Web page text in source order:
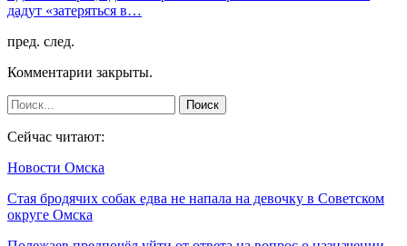
дадут «затеряться в…
пред. след.
Комментарии закрыты.
Сейчас читают:
Новости Омска
Стая бродячих собак едва не напала на девочку в Советском
округе Омска